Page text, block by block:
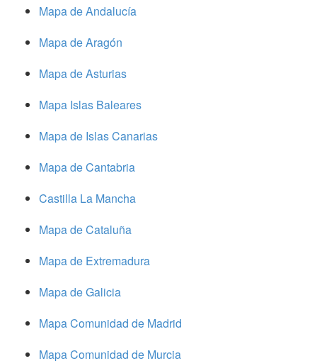
Mapa de Andalucía
Mapa de Aragón
Mapa de Asturias
Mapa Islas Baleares
Mapa de Islas Canarias
Mapa de Cantabria
Castilla La Mancha
Mapa de Cataluña
Mapa de Extremadura
Mapa de Galicia
Mapa Comunidad de Madrid
Mapa Comunidad de Murcia